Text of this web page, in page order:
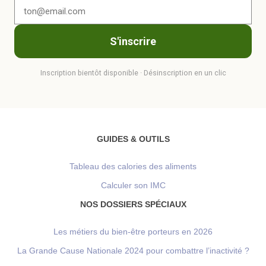
S'inscrire
Inscription bientôt disponible · Désinscription en un clic
GUIDES & OUTILS
Tableau des calories des aliments
Calculer son IMC
NOS DOSSIERS SPÉCIAUX
Les métiers du bien-être porteurs en 2026
La Grande Cause Nationale 2024 pour combattre l’inactivité ?